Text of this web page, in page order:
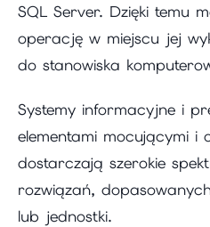
SQL Server. Dzięki temu
operację w miejscu jej
do stanowiska
Systemy informacyjne i
elementami mocującymi i
dostarczają szerokie
rozwiązań,
lub jednostki.